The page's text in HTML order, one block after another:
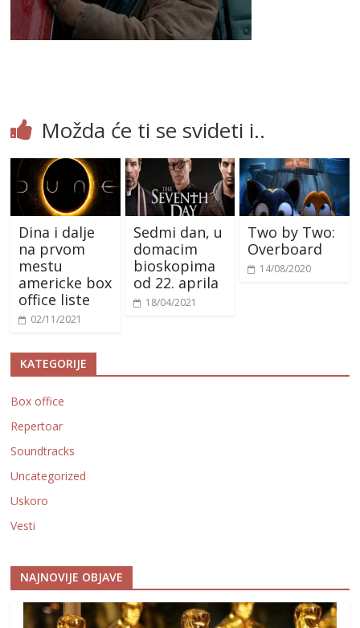
Možda će ti se svideti i..
Dina i dalje
na prvom
mestu
americke box
office liste
02/11/2021
Sedmi dan, u
domacim
bioskopima
od 22. aprila
18/04/2021
Two by Two:
Overboard
14/08/2020
KATEGORIJE
Box office
Repertoar
Soundtracks
Uncategorized
Uskoro
Vesti
NAJNOVIJE OBJAVE